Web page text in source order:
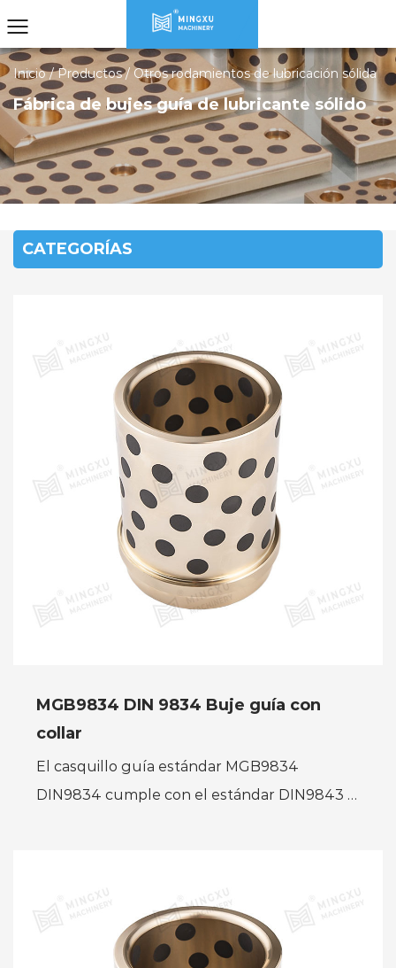
Inicio/Productos/ Otros rodamientos de lubricación sólida
Fábrica de bujes guía de lubricante sólido
CATEGORÍAS
MGB9834 DIN 9834 Buje guía con
collar
El casquillo guía estándar MGB9834
DIN9834 cumple con el estándar DIN9843 y